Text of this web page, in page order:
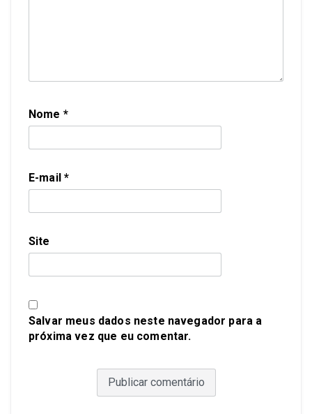
Nome *
E-mail*
Site
Salvar meus dados neste navegador para a
próxima vez que eu comentar.